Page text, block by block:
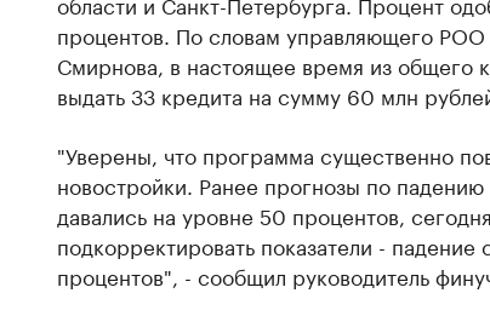
процентов. По словам управляющего
Смирнова, в настоящее время из общего
выдать 33 кредита на сумму 60 млн
"Уверены, что программа существенно
новостройки. Ранее прогнозы по
давались на уровне 50 процентов,
подкорректировать показатели - падение
процентов", - сообщил руководитель